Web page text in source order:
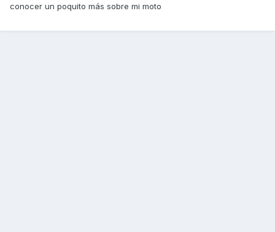
conocer un poquito más sobre mi moto